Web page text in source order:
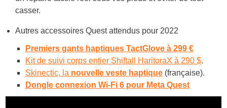
casser.
Autres accessoires Quest attendus pour 2022
Premiers gants haptiques TactGlove à 299 €
Kit de suivi corps entier Shiftall HaritoraX à 290 $.
Skinectic, la nouvelle veste haptique(française).
Dongle connexion Wi-Fi 6 pour Meta Quest